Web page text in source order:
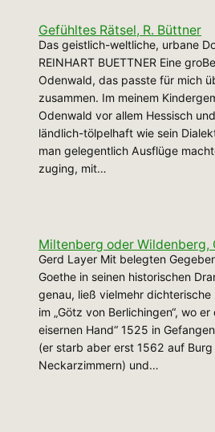
Gefühltes Rätsel, R. Büttner
Das geistlich-weltliche, urbane
REINHART BUETTNER Eine
Odenwald, das passte für mich
zusammen. Im meinem
Odenwald vor allem Hessisch
ländlich-tölpelhaft wie sein
man gelegentlich Ausflüge
zuging, mit…
Miltenberg oder Wildenberg,
Gerd Layer Mit belegten
Goethe in seinen historischen
genau, ließ vielmehr dichterische
im „Götz von Berlichingen“, wo
eisernen Hand“ 1525 in
(er starb aber erst 1562 auf
Neckarzimmern) und…